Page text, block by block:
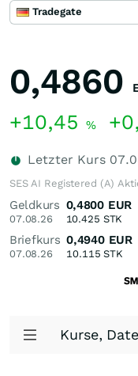
Tradegate
0,4860
+10,45 %
Letzter Kurs
SES AI Registered (A)
Geldkurs
07.08.26
0,4800 EUR
10.425 STK
Briefkurs
07.08.26
0,4940 EUR
10.115 STK
Kurse,